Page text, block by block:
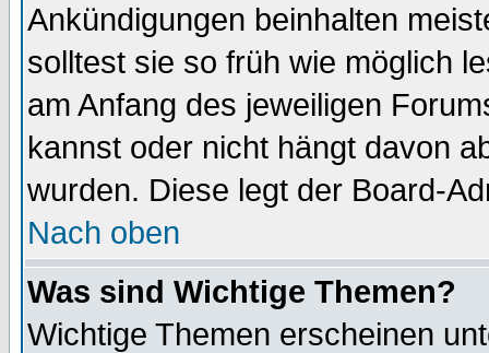
Ankündigungen beinhalten
solltest sie so früh wie möglich
am Anfang des jeweiligen
kannst oder nicht hängt davon
wurden. Diese legt der Board-
Nach oben
Was sind Wichtige Themen?
Wichtige Themen erscheinen